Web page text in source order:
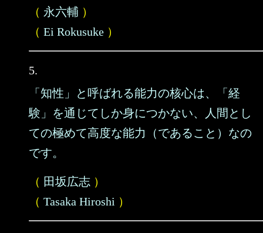
（ 永六輔 ）
（ Ei Rokusuke ）
5.
「知性」と呼ばれる能力の核心は、「経
験」を通じてしか身につかない、人間とし
ての極めて高度な能力（であること）なの
です。
（ 田坂広志 ）
（ Tasaka Hiroshi ）